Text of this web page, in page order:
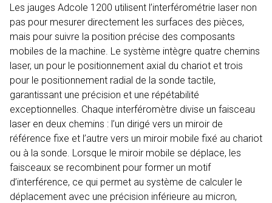
Les jauges Adcole 1200 utilisent l’interférométrie laser non
pas pour mesurer directement les surfaces des pièces,
mais pour suivre la position précise des composants
mobiles de la machine. Le système intègre quatre chemins
laser, un pour le positionnement axial du chariot et trois
pour le positionnement radial de la sonde tactile,
garantissant une précision et une répétabilité
exceptionnelles. Chaque interféromètre divise un faisceau
laser en deux chemins : l’un dirigé vers un miroir de
référence fixe et l’autre vers un miroir mobile fixé au chariot
ou à la sonde. Lorsque le miroir mobile se déplace, les
faisceaux se recombinent pour former un motif
d’interférence, ce qui permet au système de calculer le
déplacement avec une précision inférieure au micron,